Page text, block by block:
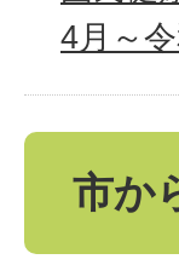
4月～令
市か